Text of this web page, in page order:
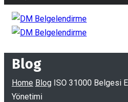
Blog
Home Blog ISO 31000 Belgesi
Yönetimi